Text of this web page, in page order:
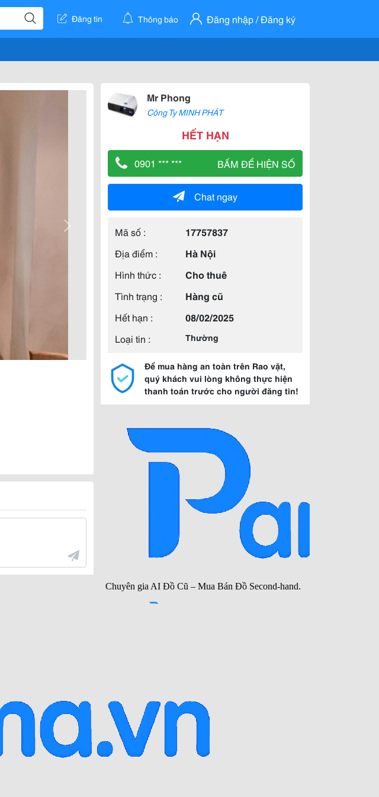
Đăng tin Thông báo Đăng nhập / Đăng ký
Mr Phong
Công Ty MINH PHÁT
HẾT HẠN
0901 *** *** BẤM ĐỂ HIỆN SỐ
Chat ngay
Mã số :
17757837
Địa điểm :
Hà Nội
Hình thức :
Cho thuê
Tình trạng :
Hàng cũ
Hết hạn :
08/02/2025
Loại tin :
Thường
Để mua hàng an toàn trên Rao vặt,
quý khách vui lòng không thực hiện
thanh toán trước cho người đăng tin!